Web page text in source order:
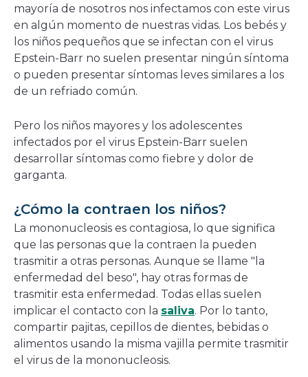
mayoría de nosotros nos infectamos con este virus
en algún momento de nuestras vidas. Los bebés y
los niños pequeños que se infectan con el virus
Epstein-Barr no suelen presentar ningún síntoma
o pueden presentar síntomas leves similares a los
de un refriado común.
Pero los niños mayores y los adolescentes
infectados por el virus Epstein-Barr suelen
desarrollar síntomas como fiebre y dolor de
garganta.
¿Cómo la contraen los niños?
La mononucleosis es contagiosa, lo que significa
que las personas que la contraen la pueden
trasmitir a otras personas. Aunque se llame "la
enfermedad del beso", hay otras formas de
trasmitir esta enfermedad. Todas ellas suelen
implicar el contacto con la saliva. Por lo tanto,
compartir pajitas, cepillos de dientes, bebidas o
alimentos usando la misma vajilla permite trasmitir
el virus de la mononucleosis.